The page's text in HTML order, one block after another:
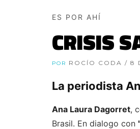
ES POR AHÍ
CRISIS
POR ROCÍO CODA /
La periodista
Ana Laura Dagorret,
Brasil. En dialogo con